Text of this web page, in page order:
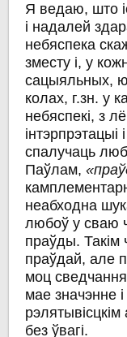
Я ведаю, што
i надалей
небяспека
зместу i, у
сацыяльных,
колах, г.зн. у
небяспекі, з
спалучаць
Паўлам,
неабходна
любоў у сваю
праўды. Такім
праўдай, але
моц
мае значэнне
без ўвагі.